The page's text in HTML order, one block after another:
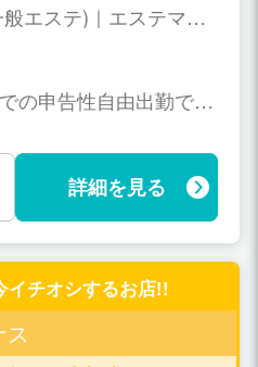
エステ)｜エステマッ
の申告性自由出勤で
詳細を見る
イチオシするお店!!